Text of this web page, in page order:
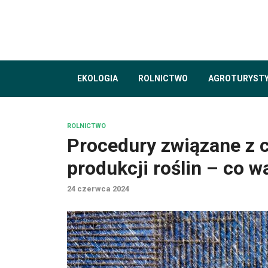
EKOLOGIA ROLNICTWO
ROLNICTWO
Procedury związane
produkcji roślin – co
24 czerwca 2024